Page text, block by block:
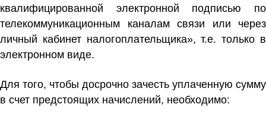
квалифицированной электронной подписью по
телекоммуникационным каналам связи или через
личный кабинет налогоплательщика», т.е. только в
электронном виде.
Для того, чтобы досрочно зачесть уплаченную сумму
в счет предстоящих начислений, необходимо: